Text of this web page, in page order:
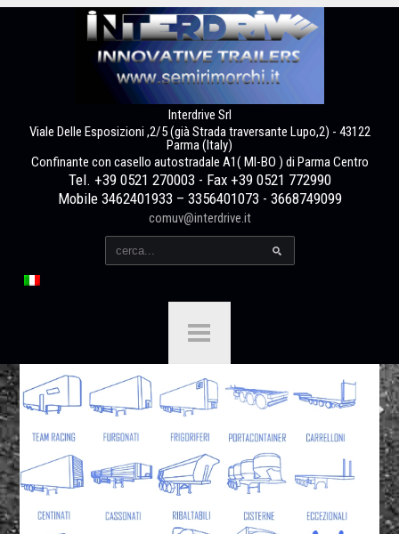
Interdrive Srl
Viale Delle Esposizioni ,2/5 (già Strada traversante Lupo,2) - 43122
Parma (Italy)
Confinante con casello autostradale A1( MI-BO ) di Parma Centro
Tel. +39 0521 270003 - Fax +39 0521 772990
Mobile 3462401933 – 3356401073 - 3668749099
comuv@interdrive.it